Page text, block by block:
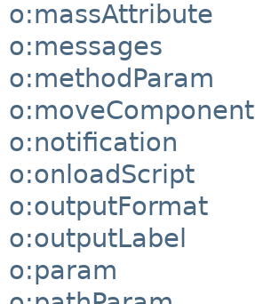
o:massAttribute
o:messages
o:methodParam
o:moveComponent
o:notification
o:onloadScript
o:outputFormat
o:outputLabel
o:param